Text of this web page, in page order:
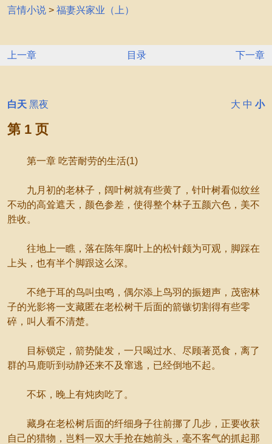
言情小说 > 福妻兴家业（上）
上一章 目录 下一章
白天 黑夜 大 中 小
第 1 页
第一章 吃苦耐劳的生活(1)
九月初的老林子，阔叶树就有些黄了，针叶树看似纹丝
不动的高耸遮天，颜色参差，使得整个林子五颜六色，美不
胜收。
往地上一瞧，落在陈年腐叶上的松针颇为可观，脚踩在
上头，也有半个脚跟这么深。
不绝于耳的鸟叫虫鸣，偶尔添上鸟羽的振翅声，茂密林
子的光影将一支藏匿在老松树干后面的箭镞切割得有些零
碎，叫人看不清楚。
目标锁定，箭势陡发，一只喝过水、尽顾著觅食，离了
群的马鹿听到动静还来不及窜逃，已经倒地不起。
不坏，晚上有炖肉吃了。
藏身在老松树后面的纤细身子往前挪了几步，正要收获
自己的猎物，岂料一双大手抢在她前头，毫不客气的抓起那